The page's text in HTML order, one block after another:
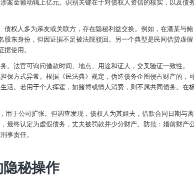
案金额动辄上亿元。识别关键在于对债权人资信的核实，以及债
权人多为亲友或关联方，存在隐秘利益交换。例如，在潘某与鲍
东身份，但因证据不足被法院驳回。另一个典型是民间借贷虚假
使用。
法官可询问借款时间、地点、用途和证人，交叉验证一致性。
保方式异常。根据《民法典》规定，伪造债务企图侵占财产的，
活。若用于个人挥霍，如赌博或情人消费，则不属共同债务。在
用于公司扩张。但调查发现，债权人为其姐夫，借款合同日期与离
最终认定为虚假债务，丈夫被罚款并少分财产。防范：婚前财产
事责任。
秘操作